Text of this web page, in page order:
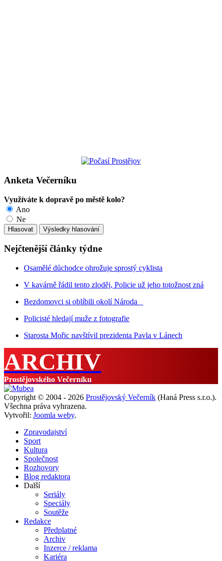
Anketa Večerníku
Využíváte k dopravě po městě kolo?
Ano
Ne
Nejčtenější články týdne
Osamělé důchodce ohrožuje sprostý cyklista
V kavárně řádil tento zloděj, Policie už jeho totožnost zná
Bezdomovci si oblíbili okolí Národa
Policisté hledají muže z fotografie
Starosta Mořic navštívil prezidenta Pavla v Lánech
ARCHIV
Prostějovského Večerníku
Copyright © 2004 - 2026 Prostějovský Večerník (Haná Press s.r.o.).
Všechna práva vyhrazena.
Vytvořil: Joomla weby.
Zpravodajství
Sport
Kultura
Společnost
Rozhovory
Blog redaktora
Další
Seriály
Speciály
Soutěže
Redakce
Předplatné
Archiv
Inzerce / reklama
Kariéra